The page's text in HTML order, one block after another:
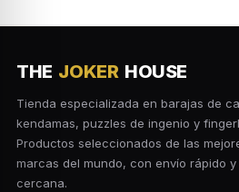
THE JOKER HOUSE
Tienda especializada en barajas de
kendamas, puzzles de ingenio y
Productos seleccionados de las
marcas del mundo, con envío rápido
cercana.